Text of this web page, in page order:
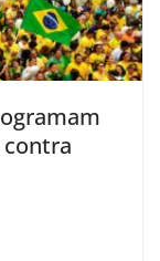
contra